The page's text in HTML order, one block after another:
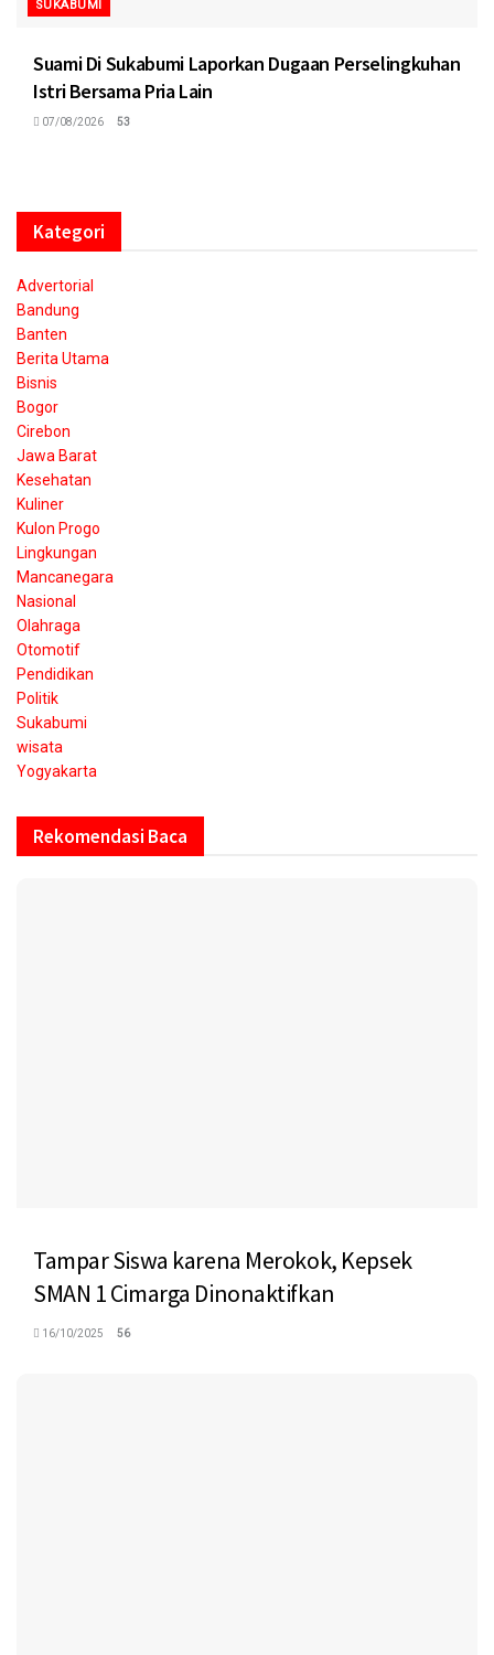
SUKABUMI
Suami Di Sukabumi Laporkan Dugaan Perselingkuhan
Istri Bersama Pria Lain
07/08/2026 53
Kategori
Advertorial
Bandung
Banten
Berita Utama
Bisnis
Bogor
Cirebon
Jawa Barat
Kesehatan
Kuliner
Kulon Progo
Lingkungan
Mancanegara
Nasional
Olahraga
Otomotif
Pendidikan
Politik
Sukabumi
wisata
Yogyakarta
Rekomendasi Baca
Tampar Siswa karena Merokok, Kepsek
SMAN 1 Cimarga Dinonaktifkan
16/10/2025 56